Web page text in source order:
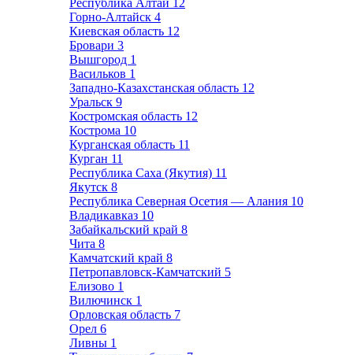
Республика Алтай 12
Горно-Алтайск 4
Киевская область 12
Бровари 3
Вышгород 1
Васильков 1
Западно-Казахстанская область 12
Уральск 9
Костромская область 12
Кострома 10
Курганская область 11
Курган 11
Республика Саха (Якутия) 11
Якутск 8
Республика Северная Осетия — Алания 10
Владикавказ 10
Забайкальский край 8
Чита 8
Камчатский край 8
Петропавловск-Камчатский 5
Елизово 1
Вилючинск 1
Орловская область 7
Орел 6
Ливны 1